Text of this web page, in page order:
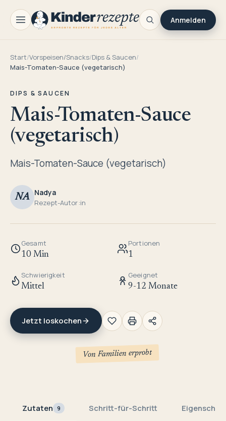
Anmelden
Start/Vorspeisen/Snacks/Dips & Saucen/
Mais-Tomaten-Sauce (vegetarisch)
DIPS & SAUCEN
Mais-Tomaten-Sauce
(vegetarisch)
Mais-Tomaten-Sauce (vegetarisch)
NA Nadya
Rezept-Autor:in
Gesamt
10 Min
Portionen
1
Schwierigkeit
Mittel
Geeignet
9-12 Monate
Jetzt loskochen
Von Familien erprobt
Zutaten 9 Schritt-für-Schritt